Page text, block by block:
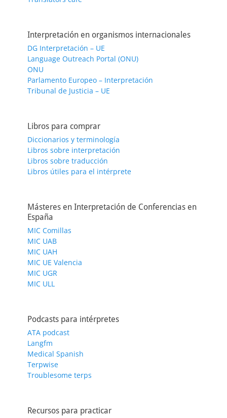
Interpretación en organismos internacionales
DG Interpretación – UE
Language Outreach Portal (ONU)
ONU
Parlamento Europeo – Interpretación
Tribunal de Justicia – UE
Libros para comprar
Diccionarios y terminología
Libros sobre interpretación
Libros sobre traducción
Libros útiles para el intérprete
Másteres en Interpretación de Conferencias en
España
MIC Comillas
MIC UAB
MIC UAH
MIC UE Valencia
MIC UGR
MIC ULL
Podcasts para intérpretes
ATA podcast
Langfm
Medical Spanish
Terpwise
Troublesome terps
Recursos para practicar